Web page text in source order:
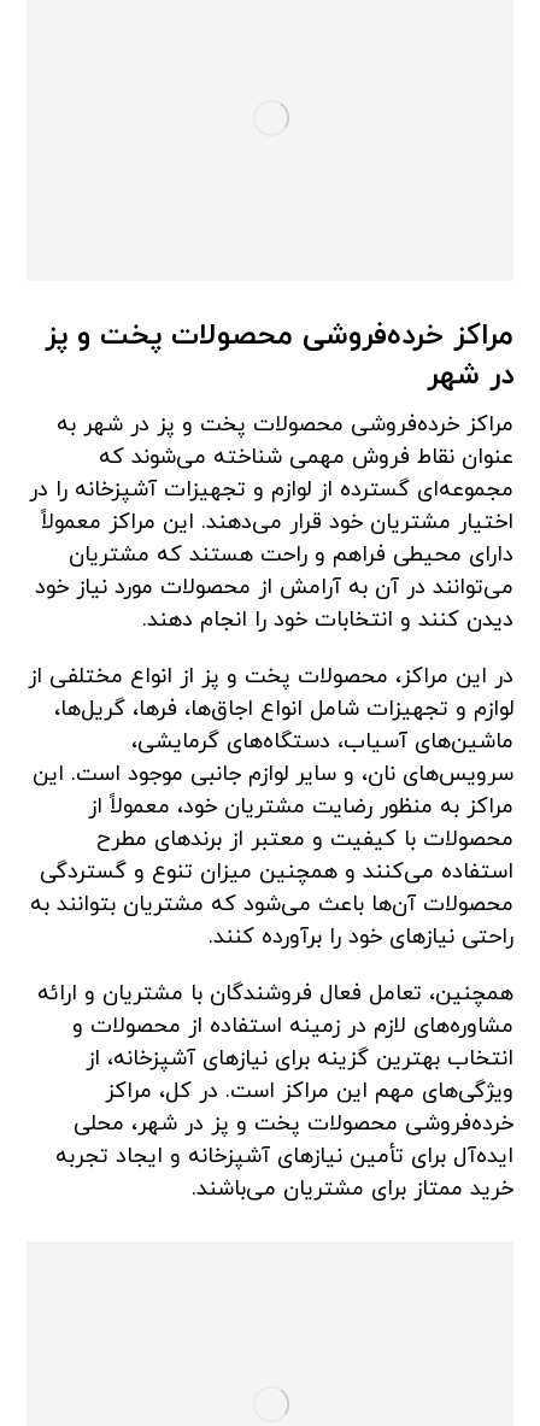
مراکز خرده‌فروشی محصولات پخت و پز
در شهر
مراکز خرده‌فروشی محصولات پخت و پز در شهر به
عنوان نقاط فروش مهمی شناخته می‌شوند که
مجموعه‌ای گسترده از لوازم و تجهیزات آشپزخانه را در
اختیار مشتریان خود قرار می‌دهند. این مراکز معمولاً
دارای محیطی فراهم و راحت هستند که مشتریان
می‌توانند در آن به آرامش از محصولات مورد نیاز خود
دیدن کنند و انتخابات خود را انجام دهند.
در این مراکز، محصولات پخت و پز از انواع مختلفی از
لوازم و تجهیزات شامل انواع اجاق‌ها، فر‌ها، گریل‌ها،
ماشین‌های آسیاب، دستگاه‌های گرمایشی،
سرویس‌های نان، و سایر لوازم جانبی موجود است. این
مراکز به منظور رضایت مشتریان خود، معمولاً از
محصولات با کیفیت و معتبر از برندهای مطرح
استفاده می‌کنند و همچنین میزان تنوع و گستردگی
محصولات آن‌ها باعث می‌شود که مشتریان بتوانند به
راحتی نیازهای خود را برآورده کنند.
همچنین، تعامل فعال فروشندگان با مشتریان و ارائه
مشاوره‌های لازم در زمینه استفاده از محصولات و
انتخاب بهترین گزینه برای نیازهای آشپزخانه، از
ویژگی‌های مهم این مراکز است. در کل، مراکز
خرده‌فروشی محصولات پخت و پز در شهر، محلی
ایده‌آل برای تأمین نیازهای آشپزخانه و ایجاد تجربه
خرید ممتاز برای مشتریان می‌باشند.